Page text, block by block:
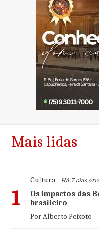
Mais lidas
1
Cultura- Há 7 dias
Os impactos das
brasileiro
Por Alberto Peixoto